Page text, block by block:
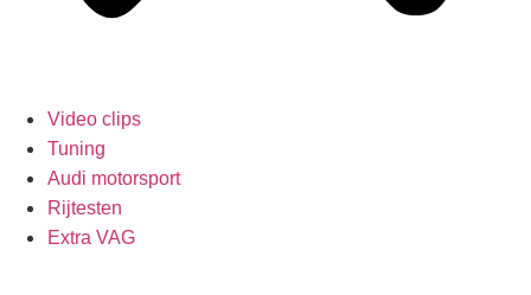
Video clips
Tuning
Audi motorsport
Rijtesten
Extra VAG